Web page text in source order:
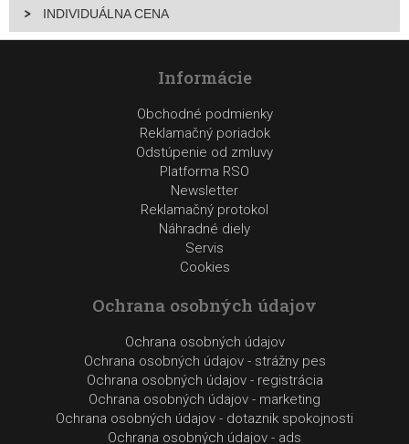
INDIVIDUÁLNA CENA
Informácie
Obchodné podmienky
Reklamačný poriadok
Odstúpenie od zmluvy
Platforma RSO
Newsletter
Reklamačný protokol
Náhradné diely
Servis
Cookies
Ochrana osobných údajov
Ochrana osobných údajov
Ochrana osobných údajov - strážny pes
Ochrana osobných údajov - registrácia
Ochrana osobných údajov - marketing
Ochrana osobných údajov - dotaznik spokojnosti
Ochrana osobných údajov - ads